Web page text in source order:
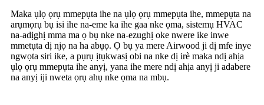
Maka ụlọ ọrụ mmepụta ihe na ụlọ ọrụ mmepụta ihe, mmepụta na
arụmọrụ bụ isi ihe na-eme ka ihe gaa nke ọma, sistemụ HVAC
na-adịghị mma ma ọ bụ nke na-ezughị oke nwere ike inwe
mmetụta dị njọ na ha abụọ. Ọ bụ ya mere Airwood ji dị mfe inye
ngwọta siri ike, a pụrụ ịtụkwasị obi na nke dị irè maka ndị ahịa
ụlọ ọrụ mmepụta ihe anyị, yana ihe mere ndị ahịa anyị ji adabere
na anyị iji nweta ọrụ ahụ nke ọma na mbụ.